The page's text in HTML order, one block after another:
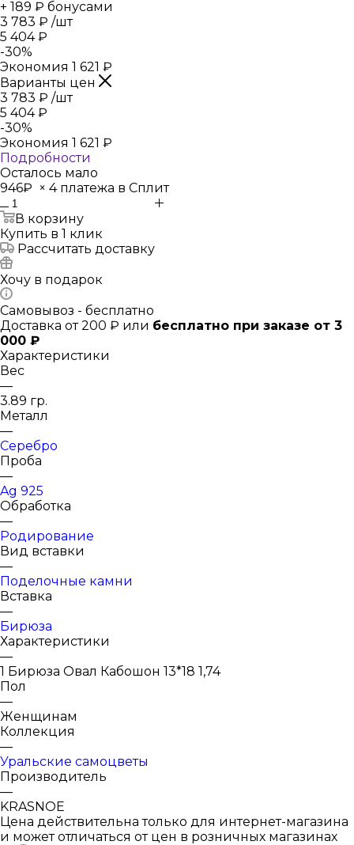
+ 189 ₽ бонусами
3 783 ₽ /шт
5 404₽
-30%
Экономия 1 621 ₽
Варианты цен
3 783 ₽ /шт
5 404₽
-30%
Экономия 1 621 ₽
Подробности
Осталось мало
946₽ × 4 платежа в Сплит
В корзину
Купить в 1 клик
Рассчитать доставку
Хочу в подарок
Самовывоз - бесплатно
Доставка от 200 ₽ или бесплатно при заказе от 3
000 ₽
Характеристики
Вес
—
3.89 гр.
Металл
—
Серебро
Проба
—
Ag 925
Обработка
—
Родирование
Вид вставки
—
Поделочные камни
Вставка
—
Бирюза
Характеристики
—
1 Бирюза Овал Кабошон 13*18 1,74
Пол
—
Женщинам
Коллекция
—
Уральские самоцветы
Производитель
—
KRASNOE
Цена действительна только для интернет-магазина
и может отличаться от цен в розничных магазинах